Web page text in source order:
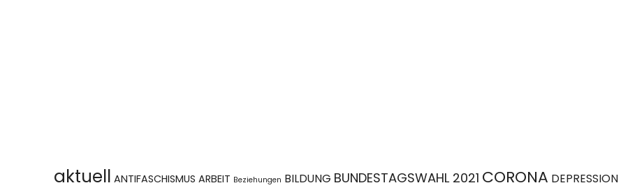
aktuell ANTIFASCHISMUS ARBEIT Beziehungen BILDUNG BUNDESTAGSWAHL 2021 CORONA DEPRESSION